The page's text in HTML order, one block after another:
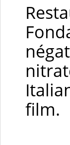
film.